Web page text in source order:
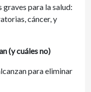
para la salud:
cáncer, y
(y cuáles no)
para eliminar